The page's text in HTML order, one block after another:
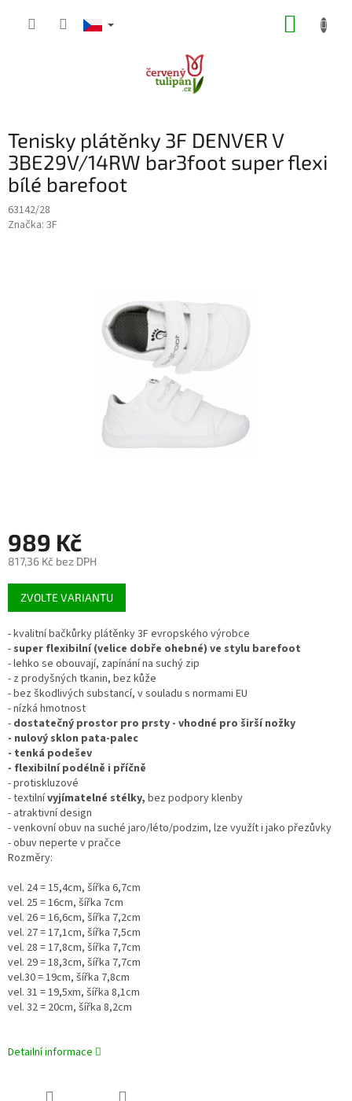
Tenisky plátěnky 3F DENVER V
3BE29V/14RW bar3foot super flexi
bílé barefoot
63142/28
Značka: 3F
989 Kč
817,36 Kč bez DPH
Měrná
cena:
ZVOLTE VARIANTU
- kvalitní bačkůrky plátěnky 3F evropského výrobce
- super flexibilní (velice dobře ohebné) ve stylu barefoot
- lehko se obouvají, zapínání na suchý zip
- z prodyšných tkanin, bez kůže
- bez škodlivých substancí, v souladu s normami EU
- nízká hmotnost
- dostatečný prostor pro prsty - vhodné pro širší nožky
- nulový sklon pata-palec
- tenká podešev
- flexibilní podélně i příčně
- protiskluzové
- textilnívyjímatelné stélky, bez podpory klenby
- atraktivní design
- venkovní obuv na suché jaro/léto/podzim, lze využít i jako přezůvky
- obuv neperte v pračce
Rozměry:
vel. 24 = 15,4cm, šířka 6,7cm
vel. 25 = 16cm, šířka 7cm
vel. 26 = 16,6cm, šířka 7,2cm
vel. 27 = 17,1cm, šířka 7,5cm
vel. 28 = 17,8cm, šířka 7,7cm
vel. 29 = 18,3cm, šířka 7,7cm
vel.30 = 19cm, šířka 7,8cm
vel. 31 = 19,5xm, šířka 8,1cm
vel. 32 = 20cm, šířka 8,2cm
Detailní informace